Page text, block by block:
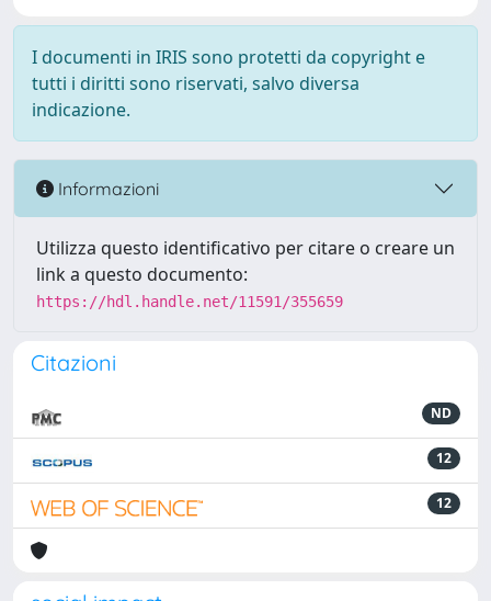
I documenti in IRIS sono protetti da copyright e
tutti i diritti sono riservati, salvo diversa
indicazione.
Informazioni
Utilizza questo identificativo per citare o creare un
link a questo documento:
https://hdl.handle.net/11591/355659
Citazioni
ND
12
12